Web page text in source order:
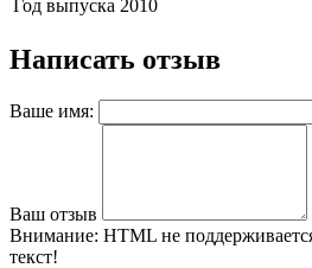
Год выпуска 2010
Написать отзыв
Ваше имя:
Ваш отзыв
Внимание: HTML не
текст!